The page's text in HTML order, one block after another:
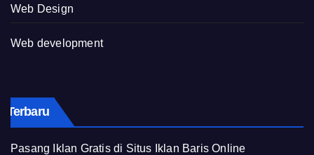
Web Design
Web development
Terbaru
Pasang Iklan Gratis di Situs Iklan Baris Online